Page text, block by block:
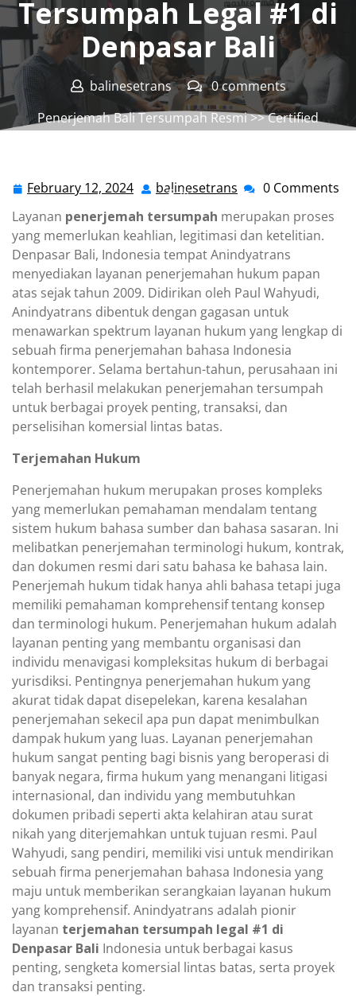
Tersumpah Legal #1 di
Denpasar Bali
balinesetrans
0 comments
Penerjemah Bali Tersumpah Resmi>>Certified
Bali
February 12, 2024 February
12,
2024
balinesetrans balinesetrans
0 Comments
Layanan penerjemah tersumpah merupakan proses
yang memerlukan keahlian, legitimasi dan ketelitian.
Denpasar Bali, Indonesia tempat Anindyatrans
menyediakan layanan penerjemahan hukum papan
atas sejak tahun 2009. Didirikan oleh Paul Wahyudi,
Anindyatrans dibentuk dengan gagasan untuk
menawarkan spektrum layanan hukum yang lengkap di
sebuah firma penerjemahan bahasa Indonesia
kontemporer. Selama bertahun-tahun, perusahaan ini
telah berhasil melakukan penerjemahan tersumpah
untuk berbagai proyek penting, transaksi, dan
perselisihan komersial lintas batas.
Terjemahan Hukum
Penerjemahan hukum merupakan proses kompleks
yang memerlukan pemahaman mendalam tentang
sistem hukum bahasa sumber dan bahasa sasaran. Ini
melibatkan penerjemahan terminologi hukum, kontrak,
dan dokumen resmi dari satu bahasa ke bahasa lain.
Penerjemah hukum tidak hanya ahli bahasa tetapi juga
memiliki pemahaman komprehensif tentang konsep
dan terminologi hukum. Penerjemahan hukum adalah
layanan penting yang membantu organisasi dan
individu menavigasi kompleksitas hukum di berbagai
yurisdiksi. Pentingnya penerjemahan hukum yang
akurat tidak dapat disepelekan, karena kesalahan
penerjemahan sekecil apa pun dapat menimbulkan
dampak hukum yang luas. Layanan penerjemahan
hukum sangat penting bagi bisnis yang beroperasi di
banyak negara, firma hukum yang menangani litigasi
internasional, dan individu yang membutuhkan
dokumen pribadi seperti akta kelahiran atau surat
nikah yang diterjemahkan untuk tujuan resmi. Paul
Wahyudi, sang pendiri, memiliki visi untuk mendirikan
sebuah firma penerjemahan bahasa Indonesia yang
maju untuk memberikan serangkaian layanan hukum
yang komprehensif. Anindyatrans adalah pionir
layanan terjemahan tersumpah legal #1 di
Denpasar Bali Indonesia untuk berbagai kasus
penting, sengketa komersial lintas batas, serta proyek
dan transaksi penting.